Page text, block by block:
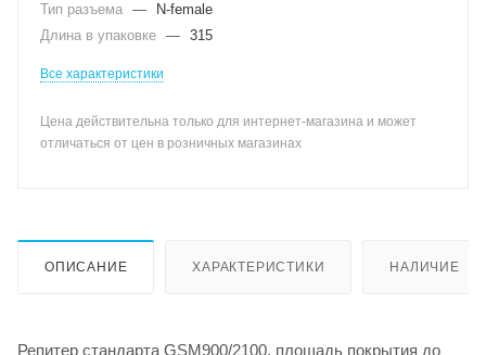
Тип разъема —
N-female
Длина в упаковке — 315
Все характеристики
Цена действительна только для интернет-магазина и может
отличаться от цен в розничных магазинах
ОПИСАНИЕ ХАРАКТЕРИСТИКИ НАЛИЧИЕ
Репитер стандарта GSM900/2100, площадь покрытия до